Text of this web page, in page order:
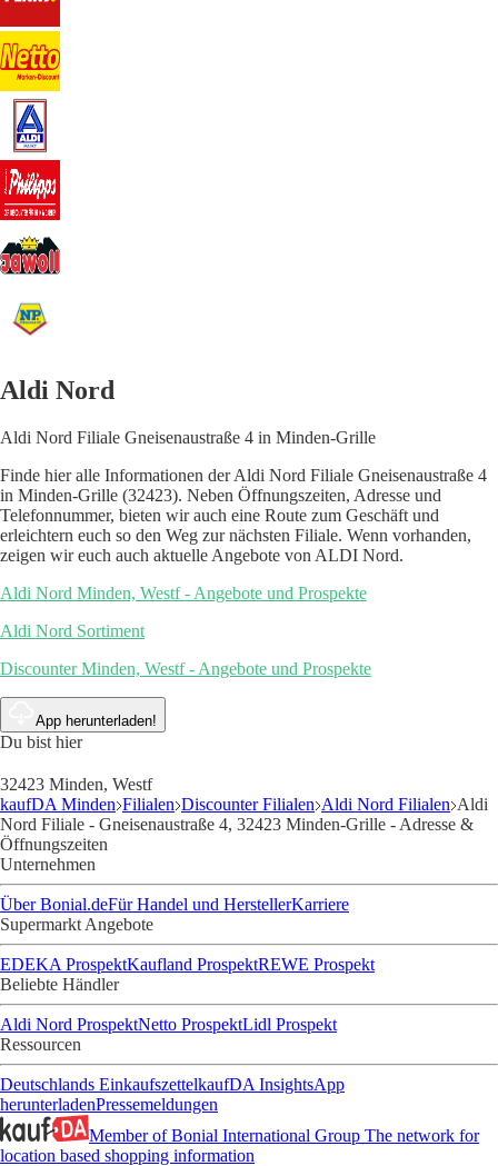
Aldi Nord
Aldi Nord Filiale Gneisenaustraße 4 in Minden-Grille
Finde hier alle Informationen der Aldi Nord Filiale Gneisenaustraße 4
in Minden-Grille (32423). Neben Öffnungszeiten, Adresse und
Telefonnummer, bieten wir auch eine Route zum Geschäft und
erleichtern euch so den Weg zur nächsten Filiale. Wenn vorhanden,
zeigen wir euch auch aktuelle Angebote von ALDI Nord.
Aldi Nord Minden, Westf - Angebote und Prospekte
Aldi Nord Sortiment
Discounter Minden, Westf - Angebote und Prospekte
App herunterladen!
Du bist hier
32423 Minden, Westf
kaufDA Minden Filialen Discounter Filialen Aldi Nord Filialen Aldi
Nord Filiale - Gneisenaustraße 4, 32423 Minden-Grille - Adresse &
Öffnungszeiten
Unternehmen
Über Bonial.deFür Handel und HerstellerKarriere
Supermarkt Angebote
EDEKA ProspektKaufland ProspektREWE Prospekt
Beliebte Händler
Aldi Nord ProspektNetto ProspektLidl Prospekt
Ressourcen
Deutschlands EinkaufszettelkaufDA InsightsApp
herunterladenPressemeldungen
Member of Bonial International Group The network for
location based shopping information